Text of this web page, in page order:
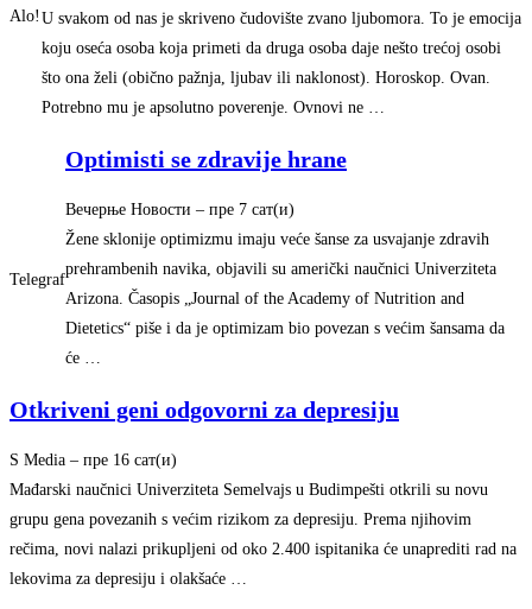
Alo! U svakom od nas je skriveno čudovište zvano ljubomora. To je emocija
koju oseća osoba koja primeti da druga osoba daje nešto trećoj osobi
što ona želi (obično pažnja, ljubav ili naklonost). Horoskop. Ovan.
Potrebno mu je apsolutno poverenje. Ovnovi ne …
Telegraf
Optimisti se zdravije hrane
Вечерње Новости – ‎пре 7 сат(и)‎
Žene sklonije optimizmu imaju veće šanse za usvajanje zdravih
prehrambenih navika, objavili su američki naučnici Univerziteta
Arizona. Časopis „Journal of the Academy of Nutrition and
Dietetics“ piše i da je optimizam bio povezan s većim šansama da
će …
Otkriveni geni odgovorni za depresiju
S Media – ‎пре 16 сат(и)‎
Mađarski naučnici Univerziteta Semelvajs u Budimpešti otkrili su novu
grupu gena povezanih s većim rizikom za depresiju. Prema njihovim
rečima, novi nalazi prikupljeni od oko 2.400 ispitanika će unaprediti rad na
lekovima za depresiju i olakšaće …